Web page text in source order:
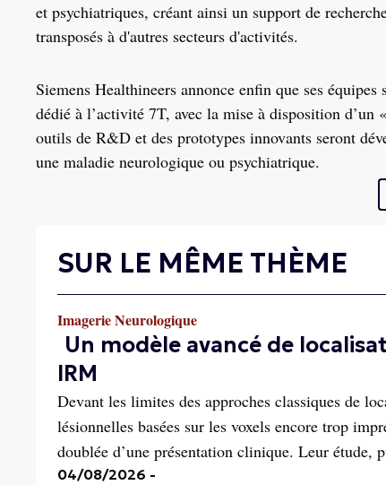
et psychiatriques, créant ainsi un support de
transposés à d'autres secteurs d'activités.
Siemens Healthineers annonce enfin que ses
dédié à l’activité 7T, avec la mise à disposition
outils de R&D et des prototypes innovants seront
une maladie neurologique ou psychiatrique.
SUR LE MÊME THÈME
Imagerie Neurologique
Un modèle avancé de
IRM
Devant les limites des approches classiques de
lésionnelles basées sur les voxels encore trop
doublée d’une présentation clinique. Leur étude,
04/08/2026 -